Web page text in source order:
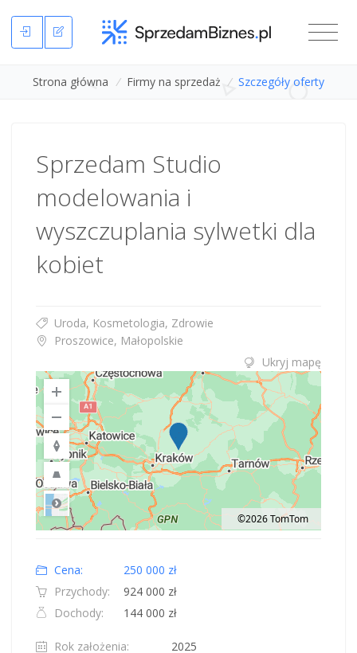
Strona główna / Firmy na sprzedaż / Szczegóły oferty
Sprzedam Studio
modelowania i
wyszczuplania sylwetki dla
kobiet
Uroda, Kosmetologia, Zdrowie
Proszowice, Małopolskie
Ukryj mapę
Road
©2026 TomTom
Cena:
250 000 zł
Przychody:
924 000 zł
Dochody:
144 000 zł
Rok założenia:
2025